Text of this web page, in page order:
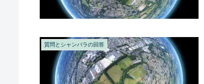
質問とシャンバラの回答